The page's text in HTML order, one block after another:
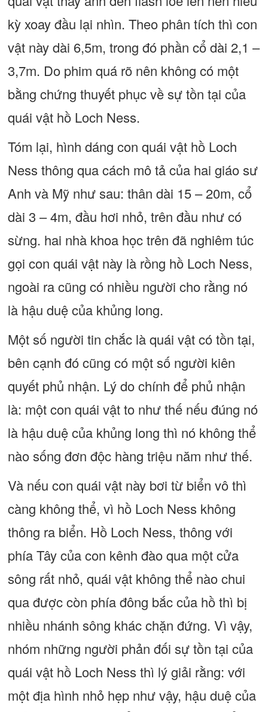
kỳ xoay đầu lại nhìn. Theo phân tích thì con
vật này dài 6,5m, trong đó phần cổ dài 2,1 –
3,7m. Do phim quá rõ nên không có một
bằng chứng thuyết phục về sự tồn tại của
quái vật hồ Loch Ness.
Tóm lại, hình dáng con quái vật hồ Loch
Ness thông qua cách mô tả của hai giáo sư
Anh và Mỹ như sau: thân dài 15 – 20m, cổ
dài 3 – 4m, đầu hơi nhỏ, trên đầu như có
sừng. hai nhà khoa học trên đã nghiêm túc
gọi con quái vật này là rồng hồ Loch Ness,
ngoài ra cũng có nhiều người cho rằng nó
là hậu duệ của khủng long.
Một số người tin chắc là quái vật có tồn tại,
bên cạnh đó cũng có một số người kiên
quyết phủ nhận. Lý do chính để phủ nhận
là: một con quái vật to như thế nếu đúng nó
là hậu duệ của khủng long thì nó không thể
nào sống đơn độc hàng triệu năm như thế.
Và nếu con quái vật này bơi từ biển vô thì
càng không thể, vì hồ Loch Ness không
thông ra biển. Hồ Loch Ness, thông với
phía Tây của con kênh đào qua một cửa
sông rất nhỏ, quái vật không thể nào chui
qua được còn phía đông bắc của hồ thì bị
nhiều nhánh sông khác chặn đứng. Vì vậy,
nhóm những người phản đối sự tồn tại của
quái vật hồ Loch Ness thì lý giải rằng: với
một địa hình nhỏ hẹp như vậy, hậu duệ của